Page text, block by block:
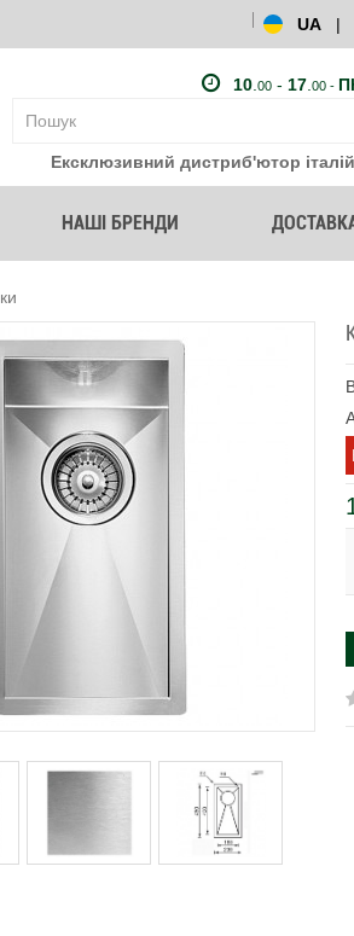
UA |
10. 00- 17. 00 -
Ексклюзивний дистриб'ютор
НАШІ БРЕНДИ